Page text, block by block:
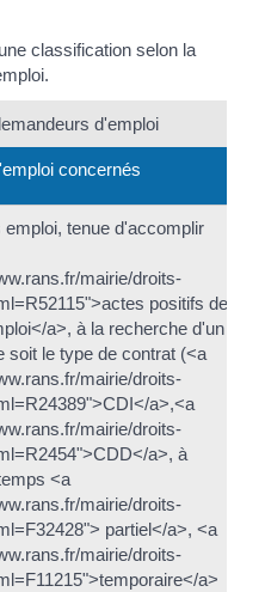
classification selon la
d'emploi
concernés
emploi, tenue d'accomplir
mairie/droits-
positifs de
a>, à la recherche d'un
soit le type de contrat (<a
mairie/droits-
a>,<a
mairie/droits-
a>, à
<a
mairie/droits-
partiel</a>, <a
mairie/droits-
a>